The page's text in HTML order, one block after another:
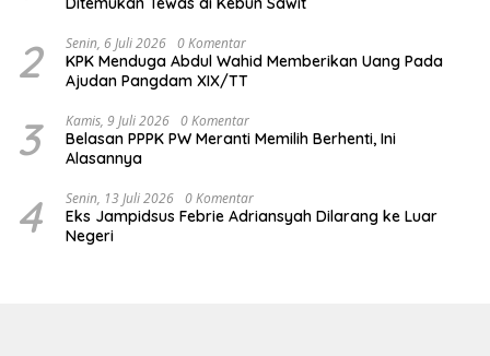
2 Senin, 6 Juli 2026 0 Komentar
KPK Menduga Abdul Wahid Memberikan Uang Pada
Ajudan Pangdam XIX/TT
3 Kamis, 9 Juli 2026 0 Komentar
Belasan PPPK PW Meranti Memilih Berhenti, Ini
Alasannya
4 Senin, 13 Juli 2026 0 Komentar
Eks Jampidsus Febrie Adriansyah Dilarang ke Luar
Negeri